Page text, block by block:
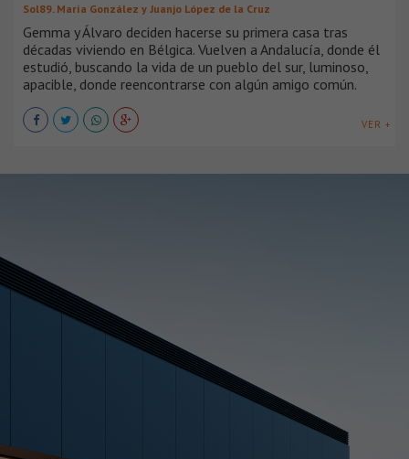
Sol89. María González y Juanjo López de la Cruz
Gemma y Álvaro deciden hacerse su primera casa tras
décadas viviendo en Bélgica. Vuelven a Andalucía, donde él
estudió, buscando la vida de un pueblo del sur, luminoso,
apacible, donde reencontrarse con algún amigo común.
VER +